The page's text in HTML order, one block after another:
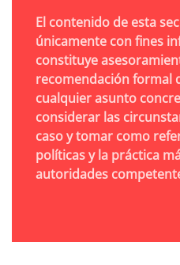
El contenido de esta
únicamente con fines
constituye
recomendación formal
cualquier asunto
considerar las
caso y tomar como
políticas y la práctica
autoridades